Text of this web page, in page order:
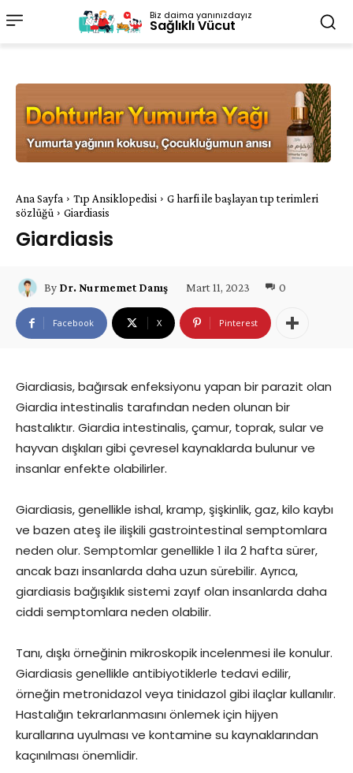
Biz daima yanınızdayız
Sağlıklı Vücut
Ana Sayfa Tıp Ansiklopedisi
G harfi ile başlayan tıp terimleri
sözlüğü
Giardiasis
Giardiasis
By Dr. Nurmemet Danış Mart 11, 2023 0
Facebook X Pinterest
Giardiasis, bağırsak enfeksiyonu yapan bir parazit olan
Giardia intestinalis tarafından neden olunan bir
hastalıktır. Giardia intestinalis, çamur, toprak, sular ve
hayvan dışkıları gibi çevresel kaynaklarda bulunur ve
insanlar enfekte olabilirler.
Giardiasis, genellikle ishal, kramp, şişkinlik, gaz, kilo kaybı
ve bazen ateş ile ilişkili gastrointestinal semptomlara
neden olur. Semptomlar genellikle 1 ila 2 hafta sürer,
ancak bazı insanlarda daha uzun sürebilir. Ayrıca,
giardiasis bağışıklık sistemi zayıf olan insanlarda daha
ciddi semptomlara neden olabilir.
Tanı, dışkı örneğinin mikroskopik incelenmesi ile konulur.
Giardiasis genellikle antibiyotiklerle tedavi edilir,
örneğin metronidazol veya tinidazol gibi ilaçlar kullanılır.
Hastalığın tekrarlanmasını önlemek için hijyen
kurallarına uyulması ve kontamine su kaynaklarından
kaçınılması önemlidir.